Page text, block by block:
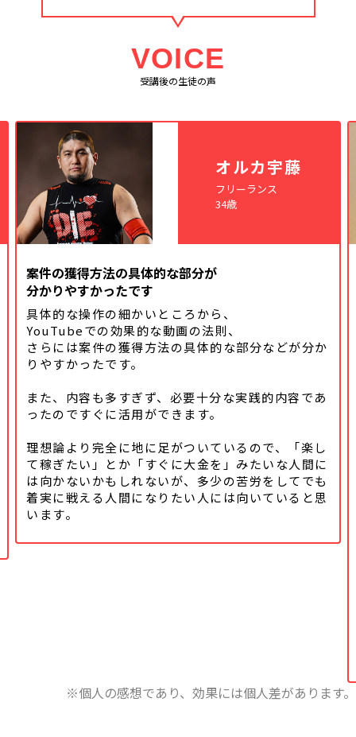
VOICE
受講後の生徒の声
オルカ宇藤
フリーランス
34歳
案件の獲得方法の具体的な部分が
分かりやすかったです
具体的な操作の細かいところから、
YouTubeでの効果的な動画の法則、
さらには案件の獲得方法の具体的な部分などが分か
りやすかったです。
また、内容も多すぎず、必要十分な実践的内容であ
ったのですぐに活用ができます。
理想論より完全に地に足がついているので、「楽し
て稼ぎたい」とか「すぐに大金を」みたいな人間に
は向かないかもしれないが、多少の苦労をしてでも
着実に戦える人間になりたい人には向いていると思
います。
※個人の感想であり、効果には個人差があります。